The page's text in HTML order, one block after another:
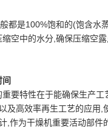
都是100%饱和的(饱含水
空中的水分,确保压缩空
要特性在于能确保生产工
及高效率再生工艺的应用
,作为干燥机重要活动部